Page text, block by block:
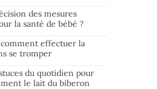
des mesures
la santé de bébé ?
effectuer la
se tromper
du quotidien pour
le lait du biberon